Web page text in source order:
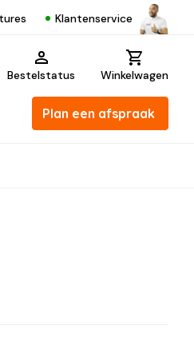
Klantenservice
Bestelstatus Winkelwagen
Plan een afspraak